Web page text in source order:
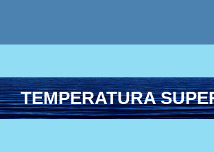
TEMPERATURA